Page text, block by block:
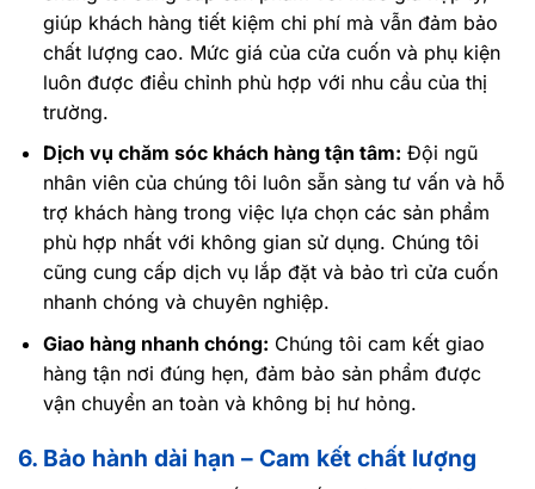
giúp khách hàng tiết kiệm chi phí mà vẫn đảm bảo
chất lượng cao. Mức giá của cửa cuốn và phụ kiện
luôn được điều chỉnh phù hợp với nhu cầu của thị
trường.
Dịch vụ chăm sóc khách hàng tận tâm: Đội ngũ
nhân viên của chúng tôi luôn sẵn sàng tư vấn và hỗ
trợ khách hàng trong việc lựa chọn các sản phẩm
phù hợp nhất với không gian sử dụng. Chúng tôi
cũng cung cấp dịch vụ lắp đặt và bảo trì cửa cuốn
nhanh chóng và chuyên nghiệp.
Giao hàng nhanh chóng: Chúng tôi cam kết giao
hàng tận nơi đúng hẹn, đảm bảo sản phẩm được
vận chuyển an toàn và không bị hư hỏng.
6. Bảo hành dài hạn – Cam kết chất lượng